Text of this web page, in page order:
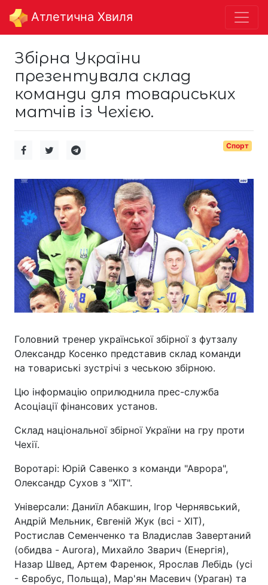
Aтлетична Хвиля
Збірна України
презентувала склад
команди для товариських
матчів із Чехією.
Спорт
Головний тренер української збірної з футзалу
Олександр Косенко представив склад команди
на товариські зустрічі з чеською збірною.
Цю інформацію оприлюднила прес-служба
Асоціації фінансових установ.
Склад національної збірної України на гру проти
Чехії.
Воротарі: Юрій Савенко з команди "Аврора",
Олександр Сухов з "ХІТ".
Універсали: Даниїл Абакшин, Ігор Чернявський,
Андрій Мельник, Євгеній Жук (всі - ХІТ),
Ростислав Семенченко та Владислав Завертаний
(обидва - Aurora), Михайло Зварич (Енергія),
Назар Швед, Артем Фаренюк, Ярослав Лебідь (усі
- Євробус, Польща), Мар'ян Масевич (Ураган) та